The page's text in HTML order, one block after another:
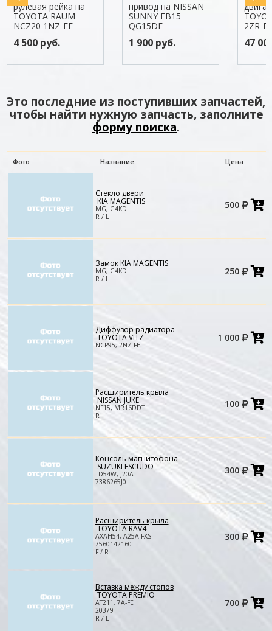
рулевая рейка на
TOYOTA RAUM
NCZ20 1NZ-FE
4 500 руб.
привод на NISSAN
SUNNY FB15
QG15DE
1 900 руб.
2ZR-
47
Это последние из поступивших запчастей,
чтобы найти нужную запчасть, заполните
форму поиска.
Фото Название Цена
Стекло двери
KIA MAGENTIS
MG, G4KD
R / L
500
ЗамокKIA MAGENTIS
MG, G4KD
R / L
250
Диффузор радиатора
TOYOTA VITZ
NCP95, 2NZ-FE
1 000
Расширитель крыла
NISSAN JUKE
NF15, MR16DDT
R
100 в
Консоль магнитофона
SUZUKI ESCUDO
TD54W, J20A
7386265J0
300 в
Расширитель крыла
TOYOTA RAV4
AXAH54, A25A-FXS
7560142160
F / R
300 в
Вставка между стопов
TOYOTA PREMIO
AT211, 7A-FE
20379
R / L
700